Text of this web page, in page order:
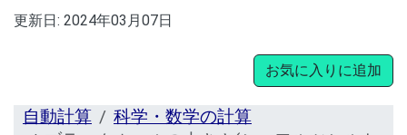
更新日: 2024年03月07日
お気に入りに追加
自動計算
科学・数学の計算